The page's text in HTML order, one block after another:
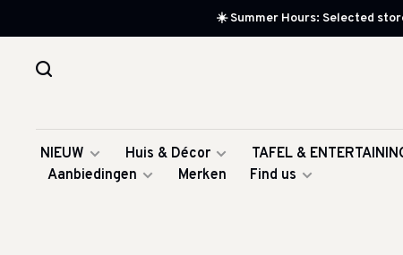
☀️ Summer Hours: Selected
NIEUW Huis & Décor TAFEL &
Aanbiedingen
Merken Find us